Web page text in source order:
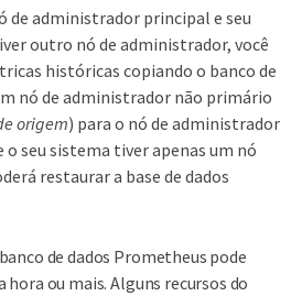
de administrador principal e seu
outro nó de administrador, você
históricas copiando o banco de
nó de administrador não primário
origem) para o nó de administrador
o seu sistema tiver apenas um nó
restaurar a base de dados
de dados Prometheus pode
hora ou mais. Alguns recursos do